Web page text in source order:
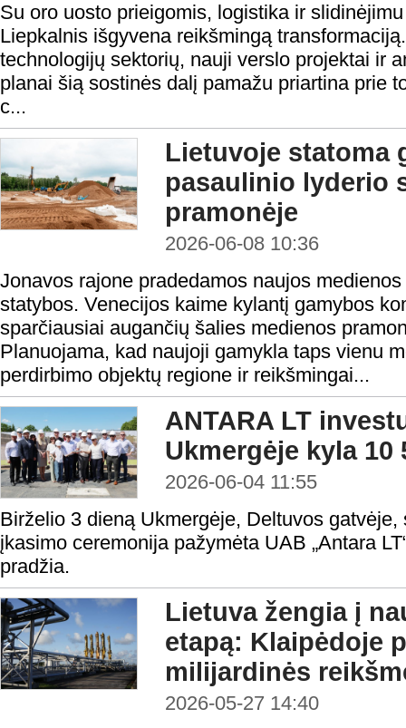
Su oro uosto prieigomis, logistika ir
Liepkalnis išgyvena reikšmingą
technologijų sektorių, nauji verslo projektai ir
planai šią sostinės dalį pamažu priartina prie
c...
Lietuvoje statoma
pasaulinio lyderio
pramonėje
2026-06-08 10:36
Jonavos rajone pradedamos naujos
statybos. Venecijos kaime kylantį gamybos
sparčiausiai augančių šalies medienos
Planuojama, kad naujoji gamykla taps vienu
perdirbimo objektų regione ir reikšmingai...
ANTARA LT
Ukmergėje kyla 10
2026-06-04 11:55
Birželio 3 dieną Ukmergėje, Deltuvos
įkasimo ceremonija pažymėta UAB „Antara
pradžia.
Lietuva žengia į
etapą: Klaipėdoje
milijardinės
2026-05-27 14:40